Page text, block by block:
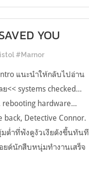
YOU
#Marnor
แนะนำให้กลับไปอ่าน
<< systems checked...
hardware...
back, Detective Connor.
มต่ำที่ฟังดูงัวเงียดังขึ้นทันที
ยด์นักสืบหนุ่มทำงานเสร็จ